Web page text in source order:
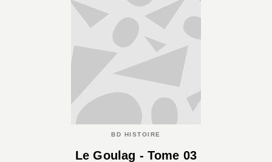
BD HISTOIRE
Le Goulag - Tome 03